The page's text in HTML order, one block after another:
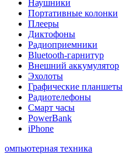
Наушники
Портативные колонки
Плееры
Диктофоны
Радиоприемники
Bluetooth-гарнитур
Внешний аккумулятор
Эхолоты
Графические планшеты
Радиотелефоны
Смарт часы
PowerBank
iPhone
омпьютерная техника